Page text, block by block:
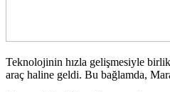
Teknolojinin hızla gelişmesiyle
araç haline geldi. Bu bağlamda,